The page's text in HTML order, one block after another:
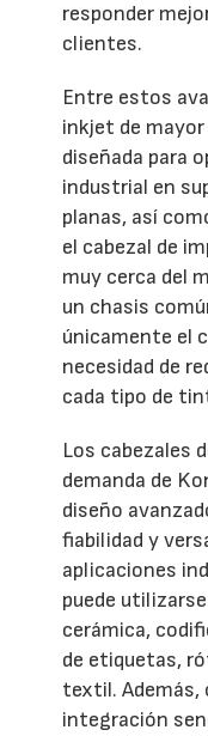
responder
clientes.
Entre estos
inkjet de
diseñada para
industrial en
planas, así
el cabezal de
muy cerca del
un chasis
únicamente el
necesidad de
cada tipo de
Los cabezales
demanda de
diseño
fiabilidad y
aplicaciones
puede
cerámica,
de etiquetas,
textil. Además,
integración